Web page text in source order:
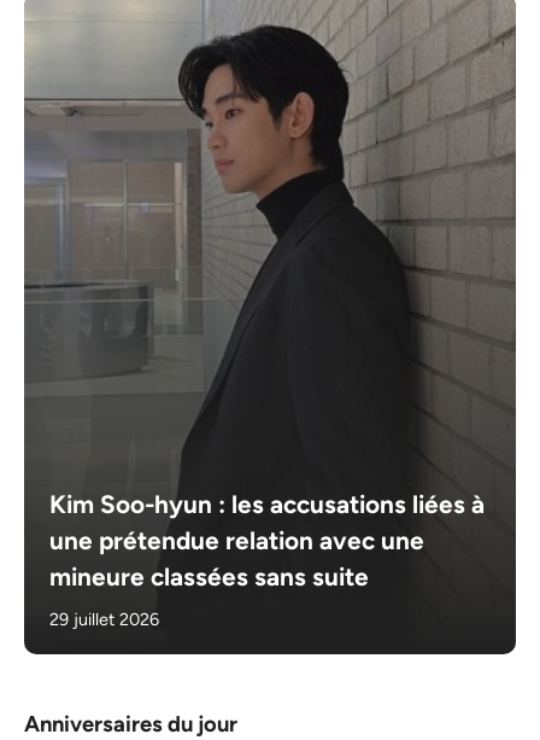
Kim Soo-hyun : les accusations liées à
une prétendue relation avec une
mineure classées sans suite
29 juillet 2026
Anniversaires du jour